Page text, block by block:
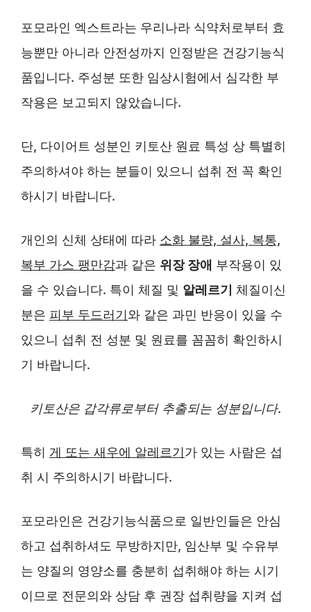
포모라인 엑스트라는 우리나라 식약처로부터 효
능뿐만 아니라 안전성까지 인정받은 건강기능식
품입니다. 주성분 또한 임상시험에서 심각한 부
작용은 보고되지 않았습니다.
단, 다이어트 성분인 키토산 원료 특성 상 특별히
주의하셔야 하는 분들이 있으니 섭취 전 꼭 확인
하시기 바랍니다.
개인의 신체 상태에 따라 소화 불량, 설사, 복통,
복부 가스 팽만감과 같은 위장 장애 부작용이 있
을 수 있습니다. 특이 체질 및 알레르기
체질이신
분은 피부 두드러기와 같은 과민 반응이 있을 수
있으니 섭취 전 성분 및 원료를 꼼꼼히 확인하시
기 바랍니다.
키토산은 갑각류로부터 추출되는 성분입니다.
특히 게 또는 새우에 알레르기가 있는 사람은 섭
취 시 주의하시기 바랍니다.
포모라인은 건강기능식품으로 일반인들은 안심
하고 섭취하셔도 무방하지만, 임산부 및 수유부
는 양질의 영양소를 충분히 섭취해야 하는 시기
이므로 전문의와 상담 후 권장 섭취량을 지켜 섭